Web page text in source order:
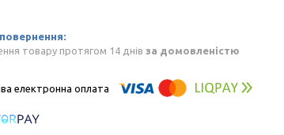
товару протягом 14 днів за домовленістю